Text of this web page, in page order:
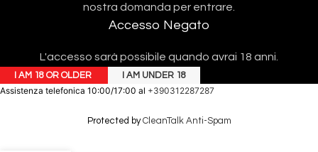
nostra domanda per entrare.
Accesso Negato
L'accesso sarà possibile quando avrai 18 anni.
I AM 18 OR OLDER I AM UNDER 18
Assistenza telefonica 10:00/17:00 al +390312287287
Protected byCleanTalk Anti-Spam